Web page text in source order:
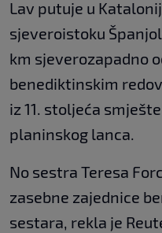
Lav putuje u
sjeveroistoku
km sjeverozapadno
benediktinskim
iz 11. stoljeća
planinskog lanca.
No sestra Teresa
zasebne zajednice
sestara, rekla je